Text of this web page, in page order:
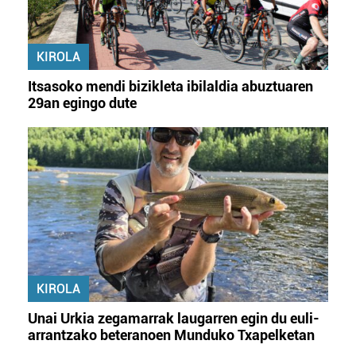
KIROLA
Itsasoko mendi bizikleta ibilaldia abuztuaren
29an egingo dute
KIROLA
Unai Urkia zegamarrak laugarren egin du euli-
arrantzako beteranoen Munduko Txapelketan